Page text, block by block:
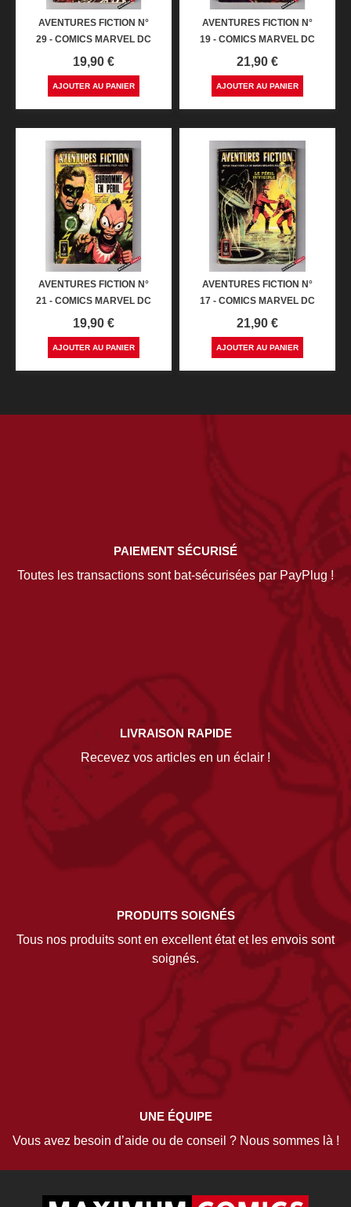
AVENTURES FICTION N°
29 - COMICS MARVEL DC
Prix
19,90 €
AJOUTER AU PANIER
AVENTURES FICTION N°
19 - COMICS MARVEL DC
Prix
21,90 €
AJOUTER AU PANIER
AVENTURES FICTION N°
21 - COMICS MARVEL DC
Prix
19,90 €
AJOUTER AU PANIER
AVENTURES FICTION N°
17 - COMICS MARVEL DC
Prix
21,90 €
AJOUTER AU PANIER
PAIEMENT SÉCURISÉ
Toutes les transactions sont bat-sécurisées par PayPlug !
LIVRAISON RAPIDE
Recevez vos articles en un éclair !
PRODUITS SOIGNÉS
Tous nos produits sont en excellent état et les envois sont
soignés.
UNE ÉQUIPE
Vous avez besoin d’aide ou de conseil ? Nous sommes là !